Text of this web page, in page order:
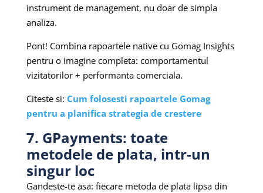
instrument de management, nu doar de simpla
analiza.
Pont! Combina rapoartele native cu Gomag Insights
pentru o imagine completa: comportamentul
vizitatorilor + performanta comerciala.
Citeste si: Cum folosesti rapoartele Gomag
pentru a planifica strategia de crestere
7. GPayments: toate
metodele de plata, intr-un
singur loc
Gandeste-te asa: fiecare metoda de plata lipsa din